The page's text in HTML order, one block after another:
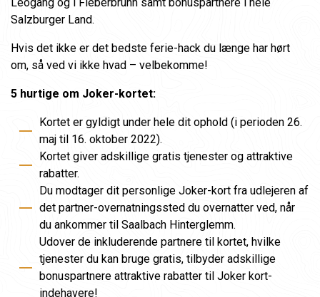
Salzburger Land.
Hvis det ikke er det bedste ferie-hack du længe har hørt
om, så ved vi ikke hvad – velbekomme!
5 hurtige om Joker-kortet:
Kortet er gyldigt under hele dit ophold (i perioden 26.
maj til 16. oktober 2022).
Kortet giver adskillige gratis tjenester og attraktive
rabatter.
Du modtager dit personlige Joker-kort fra udlejeren af
det partner-overnatningssted du overnatter ved, når
du ankommer til Saalbach Hinterglemm.
Udover de inkluderende partnere til kortet, hvilke
tjenester du kan bruge gratis, tilbyder adskillige
bonuspartnere attraktive rabatter til Joker kort-
indehavere!